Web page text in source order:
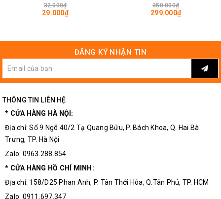
Hình ảnh bộ sản phẩm mạch âm ly
TDA2030
32.000₫
29.000₫
12-24VDC 4-8 ohms
350.000₫
299.000₫
ĐĂNG KÝ NHẬN TIN
THÔNG TIN LIÊN HỆ
* CỬA HÀNG HÀ NỘI:
Địa chỉ: Số 9 Ngõ 40/2 Tạ Quang Bửu, P. Bách Khoa, Q. Hai Bà
Trưng, TP. Hà Nội
Zalo: 0963.288.854
* CỬA HÀNG HỒ CHÍ MINH:
Địa chỉ: 158/D25 Phan Anh, P. Tân Thới Hòa, Q.Tân Phú, TP. HCM
Zalo: 0911.697.347